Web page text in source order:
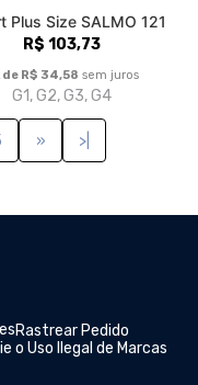
Rastrear Pedido
o Uso Ilegal de Marcas